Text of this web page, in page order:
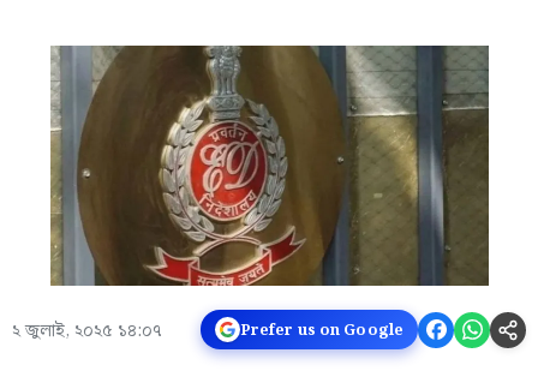
২ জুলাই, ২০২৫ ১৪:০৭ Prefer us on Google